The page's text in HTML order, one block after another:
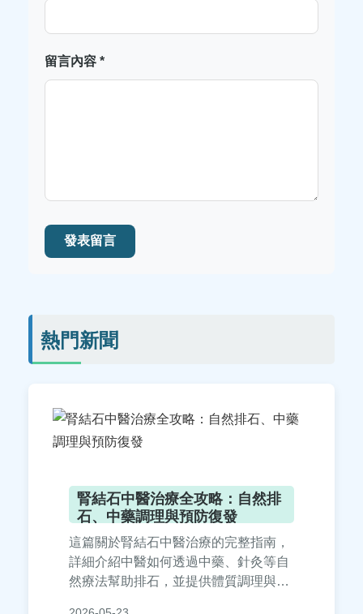
留言內容 *
發表留言
熱門新聞
腎結石中醫治療全攻略：自然排
石、中藥調理與預防復發
這篇關於腎結石中醫治療的完整指南，
詳細介紹中醫如何透過中藥、針灸等自
然療法幫助排石，並提供體質調理與預